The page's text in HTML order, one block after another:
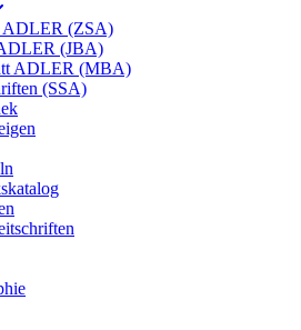
ADLER (ZSA)
(JBA)
ADLER (MBA)
(SSA)